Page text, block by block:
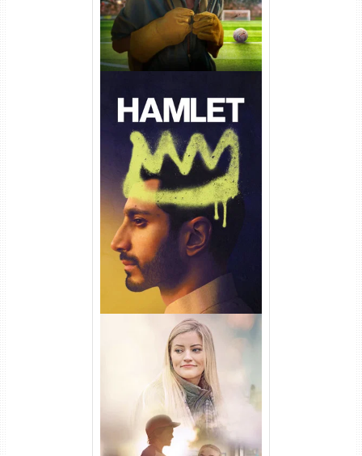
Hamlet Torrent (2026) WEB-
DL 1080p Dual Áudio
Uma Amizade para Recordar
Torrent (2025) WEB-DL 1080p
Dual Áudio